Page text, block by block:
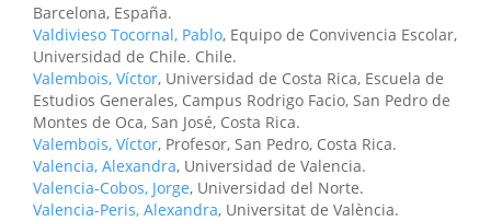
Barcelona, España.
Valdivieso Tocornal, Pablo, Equipo de Convivencia Escolar,
Universidad de Chile. Chile.
Valembois, Víctor, Universidad de Costa Rica, Escuela de
Estudios Generales, Campus Rodrigo Facio, San Pedro de
Montes de Oca, San José, Costa Rica.
Valembois, Víctor, Profesor, San Pedro, Costa Rica.
Valencia, Alexandra, Universidad de Valencia.
Valencia-Cobos, Jorge, Universidad del Norte.
Valencia-Peris, Alexandra, Universitat de València.